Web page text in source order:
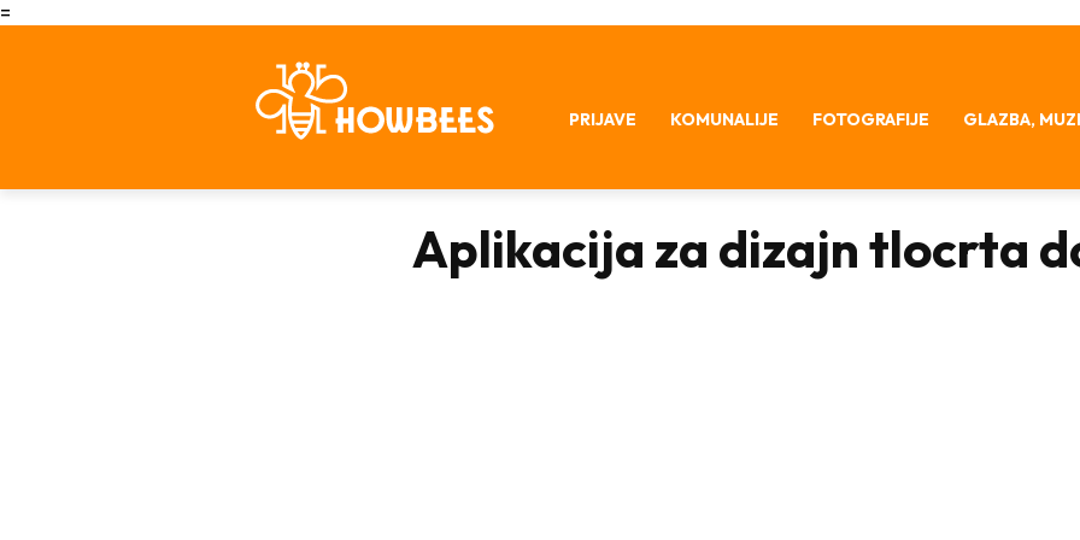
=
PRIJAVE KOMUNALIJE FOTOGRAFIJE GLAZBA,
Aplikacija za dizajn tlocrta